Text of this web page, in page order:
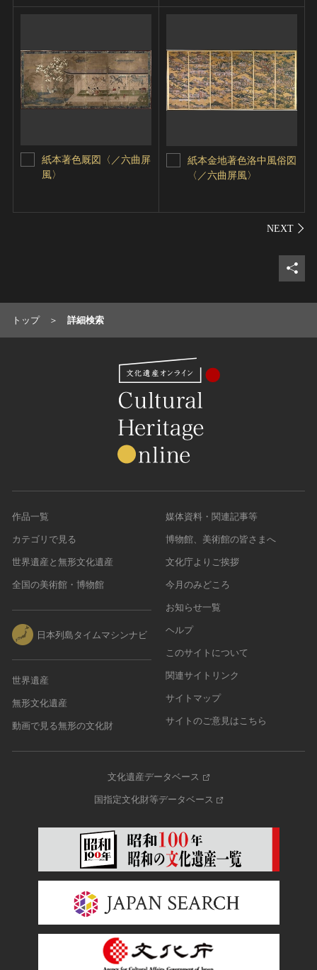
紙本著色厩図〈／六曲屏
風〉
紙本金地著色洛中風俗図
〈／六曲屏風〉
シェ
トップ 詳細検索
作品一覧
カテゴリで見る
世界遺産と無形文化遺産
全国の美術館・博物館
日本列島タイムマシンナビ
世界遺産
無形文化遺産
動画で見る無形の文化財
媒体資料・関連記事等
博物館、美術館の皆さまへ
文化庁よりご挨拶
今月のみどころ
お知らせ一覧
ヘルプ
このサイトについて
関連サイトリンク
サイトマップ
サイトのご意見はこちら
文化遺産データベース
国指定文化財等データベース